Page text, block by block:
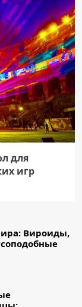
для
игр
Вироиды,